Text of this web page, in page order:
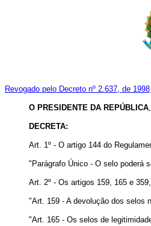
Revogado pelo Decreto nº 2.637, de 1998
O PRESIDENTE DA REPÚBLICA
DECRETA:
Art. 1º - O artigo 144 do
"Parágrafo Único - O selo poderá
Art. 2º - Os artigos 159, 165 e
"Art. 159 - A devolução dos selos
"Art. 165 - Os selos de